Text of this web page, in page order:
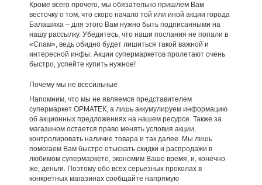
Кроме всего прочего, мы обязательно пришлем Вам
весточку о том, что скоро начало той или иной акции города
Балашиха – для этого Вам нужно быть подписанными на
нашу рассылку. Убедитесь, что наши послания не попали в
«Спам», ведь обидно будет лишиться такой важной и
интересной инфы. Акции супермаркетов пролетают очень
быстро, успейте купить нужное!
Почему мы не всесильные
Напомним, что мы не являемся представителем
супермаркет ОРМАТЕК, а лишь аккумулируем информацию
об акционных предложениях на нашем ресурсе. Также за
магазином остается право менять условия акции,
контролировать наличие товара и так далее. Мы лишь
помогаем Вам быстро отыскать скидки и распродажи в
любимом супермаркете, экономим Ваше время, и, конечно
же, деньги. Поэтому обо всех серьезных проколах в
конкретных магазинах сообщайте напрямую